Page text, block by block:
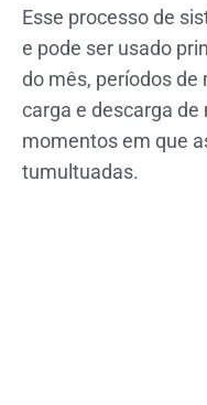
Esse processo de
e pode ser usado
do mês, períodos
carga e descarga de
momentos em que
tumultuadas.